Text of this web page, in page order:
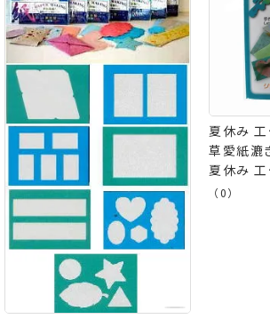
夏休み 工
草愛紙漉
夏休み 工
アルテ 手
（0）